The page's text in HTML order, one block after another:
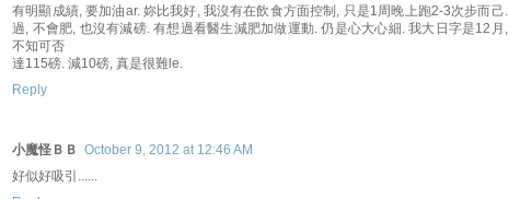
有明顯成績, 要加油ar. 妳比我好, 我沒有在飲食方面控制, 只是1周晚上跑2-3次步而己.
過, 不會肥, 也沒有減磅. 有想過看醫生減肥加做運動. 仍是心大心細. 我大日字是12月
不知可否
達115磅. 減10磅, 真是很難le.
Reply
小魔怪ＢＢ October 9, 2012 at 12:46 AM
好似好吸引......